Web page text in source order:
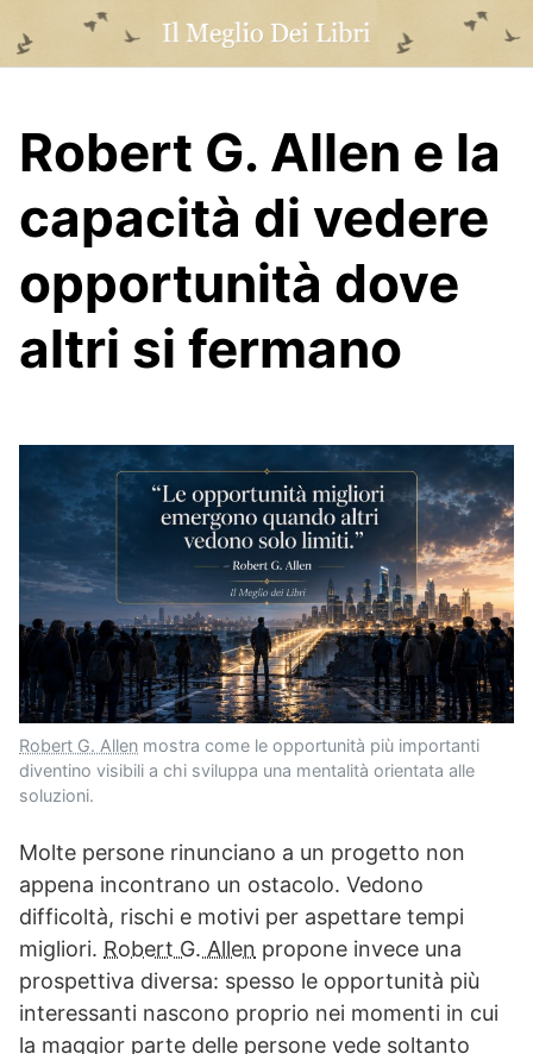
content
Robert G. Allen e la
capacità di vedere
opportunità dove
altri si fermano
Robert G. Allen mostra come le opportunità più importanti
diventino visibili a chi sviluppa una mentalità orientata alle
soluzioni.
Molte persone rinunciano a un progetto non
appena incontrano un ostacolo. Vedono
difficoltà, rischi e motivi per aspettare tempi
migliori. Robert G. Allen propone invece una
prospettiva diversa: spesso le opportunità più
interessanti nascono proprio nei momenti in cui
la maggior parte delle persone vede soltanto